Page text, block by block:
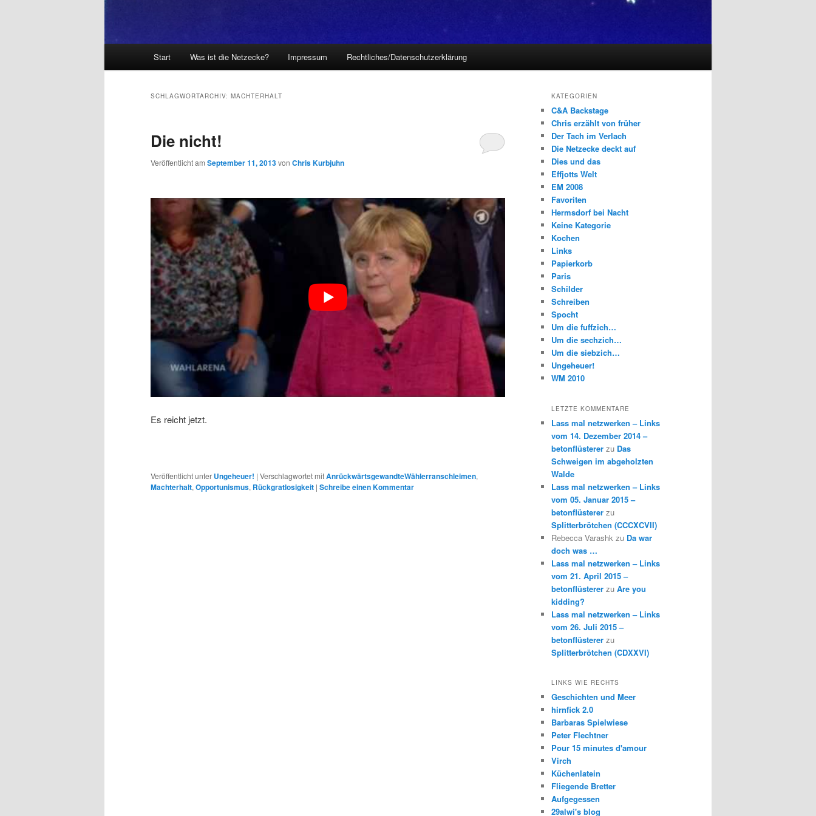
Start Was ist die Netzecke? Impressum Rechtliches/Datenschutzerklärung
SCHLAGWORTARCHIV: MACHTERHALT
Die nicht!
Veröffentlicht am September 11, 2013von Chris Kurbjuhn
Es reicht jetzt.
Veröffentlicht unter Ungeheuer! | Verschlagwortet mitAnrückwärtsgewandteWählerranschleimen,
Machterhalt,Opportunismus, Rückgratlosigkeit | Schreibe einen Kommentar
KATEGORIEN
C&A Backstage
Chris erzählt von früher
Der Tach im Verlach
Die Netzecke deckt auf
Dies und das
Effjotts Welt
EM 2008
Favoriten
Hermsdorf bei Nacht
Keine Kategorie
Kochen
Links
Papierkorb
Paris
Schilder
Schreiben
Spocht
Um die fuffzich…
Um die sechzich…
Um die siebzich…
Ungeheuer!
WM 2010
LETZTE KOMMENTARE
Lass mal netzwerken – Links
vom 14. Dezember 2014 –
betonflüsterer zu Das
Schweigen im abgeholzten
Walde
Lass mal netzwerken – Links
vom 05. Januar 2015 –
betonflüsterer zu
Splitterbrötchen (CCCXCVII)
Rebecca Varashk zu Da war
doch was …
Lass mal netzwerken – Links
vom 21. April 2015 –
betonflüsterer zu Are you
kidding?
Lass mal netzwerken – Links
vom 26. Juli 2015 –
betonflüsterer zu
Splitterbrötchen (CDXXVI)
LINKS WIE RECHTS
Geschichten und Meer
hirnfick 2.0
Barbaras Spielwiese
Peter Flechtner
Pour 15 minutes d'amour
Virch
Küchenlatein
Fliegende Bretter
Aufgegessen
29alwi's blog